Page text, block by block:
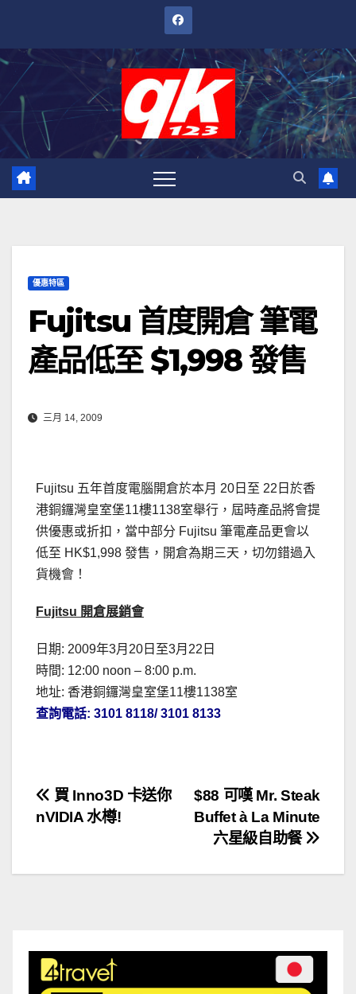
內
優惠特區
Fujitsu 首度開倉 筆電
產品低至 $1,998 發售
三月 14, 2009
Fujitsu 五年首度電腦開倉於本月 20日至 22日於香
港銅鑼灣皇室堡11樓1138室舉行，屆時產品將會提
供優惠或折扣，當中部分 Fujitsu 筆電產品更會以
低至 HK$1,998 發售，開倉為期三天，切勿錯過入
貨機會！
Fujitsu 開倉展銷會
日期: 2009年3月20日至3月22日
時間: 12:00 noon – 8:00 p.m.
地址: 香港銅鑼灣皇室堡11樓1138室
查詢電話: 3101 8118/ 3101 8133
文
導
$88 可嘆 Mr. Steak
Buffet à La Minute
六星級自助餐
買 Inno3D 卡送你
nVIDIA 水樽!